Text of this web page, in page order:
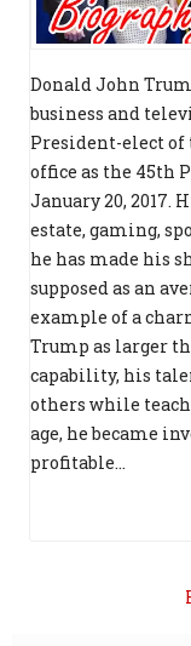
Donald John
business and
President-elect of
office as the 45th
January 20, 2017.
estate, gaming,
he has made his
supposed as an
example of a
Trump as larger
capability, his
others while
age, he became
profitable...